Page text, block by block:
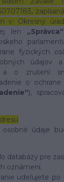
v: Okresný
len „Správca“
fyzických
údajov
o zrušení
o
),
údaje
databázy pre
oznámení.
udeľujete po